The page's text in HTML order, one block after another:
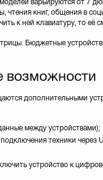
варьируются от 7
чтения книг, общения в
к ней клавиатуру, то
Бюджетные
возможности
дополнительными
между устройствами);
техники через
устройство к